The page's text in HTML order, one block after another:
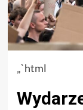
„`html